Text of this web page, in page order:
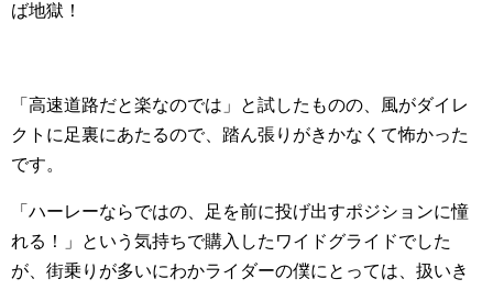
ば地獄！
「高速道路だと楽なのでは」と試したものの、風がダイレ
クトに足裏にあたるので、踏ん張りがきかなくて怖かった
です。
「ハーレーならではの、足を前に投げ出すポジションに憧
れる！」という気持ちで購入したワイドグライドでした
が、街乗りが多いにわかライダーの僕にとっては、扱いき